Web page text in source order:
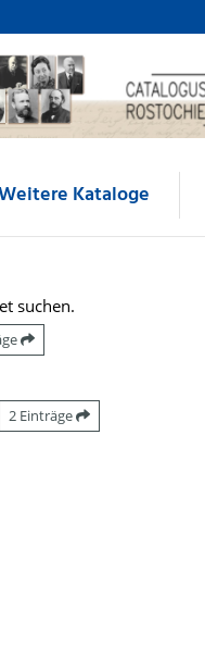
Kataloge
suchen.
2 Einträge